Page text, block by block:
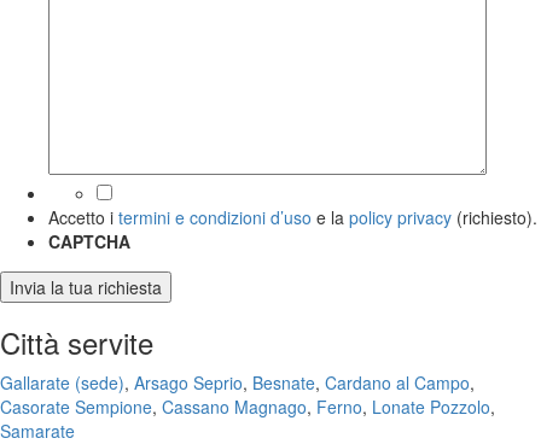
Accetto i termini e condizioni d’uso e la policy privacy (richiesto).
CAPTCHA
Città servite
Gallarate (sede), Arsago Seprio, Besnate, Cardano al Campo,
Casorate Sempione, Cassano Magnago, Ferno, Lonate Pozzolo,
Samarate